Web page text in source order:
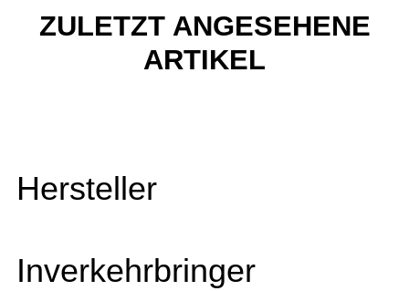
ZULETZT ANGESEHENE
ARTIKEL
Hersteller
Inverkehrbringer